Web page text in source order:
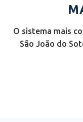
O sistema mais
São João do